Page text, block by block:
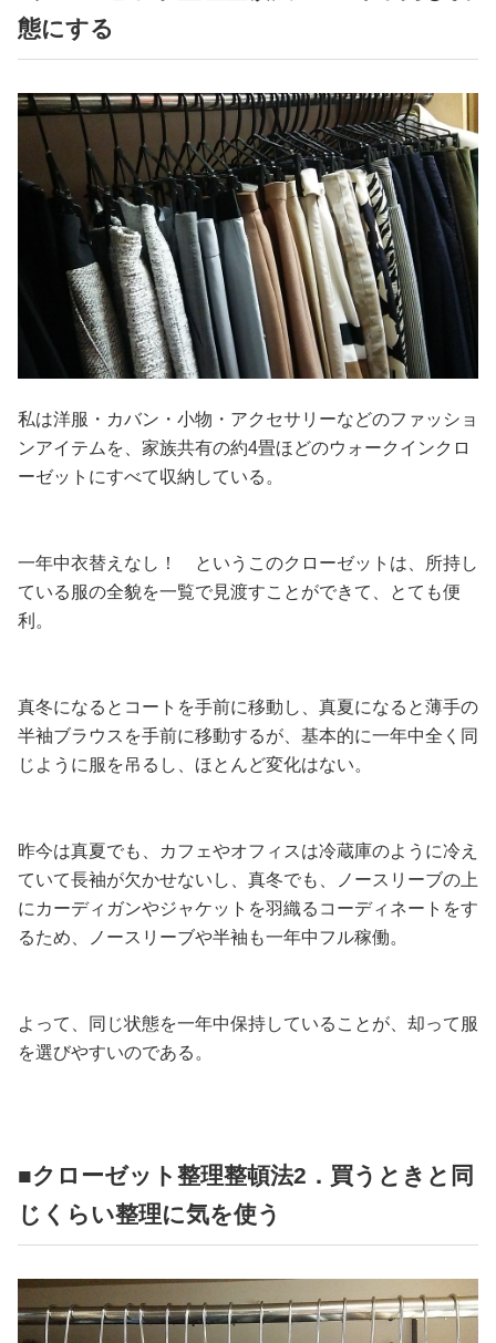
態にする
私は洋服・カバン・小物・アクセサリーなどのファッショ
ンアイテムを、家族共有の約4畳ほどのウォークインクロ
ーゼットにすべて収納している。
一年中衣替えなし！ というこのクローゼットは、所持し
ている服の全貌を一覧で見渡すことができて、とても便
利。
真冬になるとコートを手前に移動し、真夏になると薄手の
半袖ブラウスを手前に移動するが、基本的に一年中全く同
じように服を吊るし、ほとんど変化はない。
昨今は真夏でも、カフェやオフィスは冷蔵庫のように冷え
ていて長袖が欠かせないし、真冬でも、ノースリーブの上
にカーディガンやジャケットを羽織るコーディネートをす
るため、ノースリーブや半袖も一年中フル稼働。
よって、同じ状態を一年中保持していることが、却って服
を選びやすいのである。
■クローゼット整理整頓法2．買うときと同
じくらい整理に気を使う